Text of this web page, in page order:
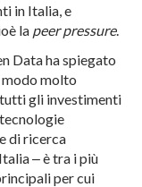
in Italia, e
la peer pressure.
Data ha spiegato
modo molto
tutti gli investimenti
di ricerca
‒ è tra i più
per cui